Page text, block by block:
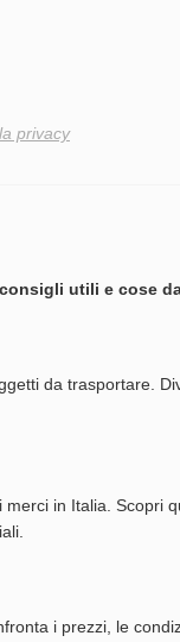
privacy
utili e cose
da trasportare.
in Italia. Scopri
i prezzi, le